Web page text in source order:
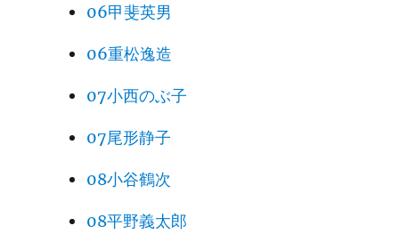
06甲斐英男
06重松逸造
07小西のぶ子
07尾形静子
08小谷鶴次
08平野義太郎